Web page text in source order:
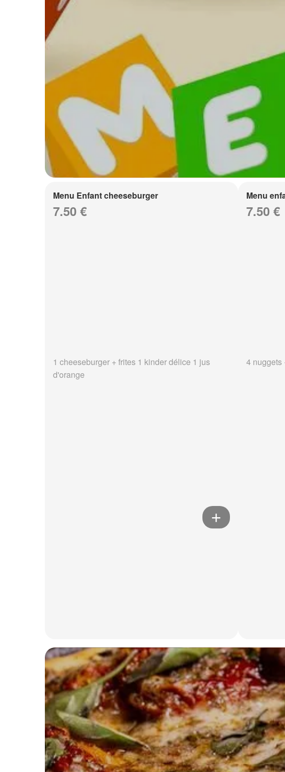
Menu Enfant cheeseburger
7.50 €
1 cheeseburger + frites 1 kinder délice 1 jus
d'orange
Menu
7.50 €
4 nuggets